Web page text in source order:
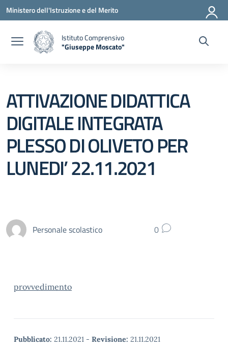
Vai ai contenuti
Vai al menu di navigazione
Vai al footer
Ministero dell'Istruzione e del Merito
Istituto Comprensivo
"Giuseppe Moscato"
ATTIVAZIONE DIDATTICA
DIGITALE INTEGRATA
PLESSO DI OLIVETO PER
LUNEDI’ 22.11.2021
Personale scolastico 0
provvedimento
Pubblicato: 21.11.2021 - Revisione: 21.11.2021